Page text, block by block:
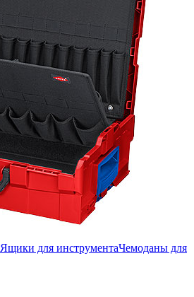
Ящики для инструментаЧемоданы для